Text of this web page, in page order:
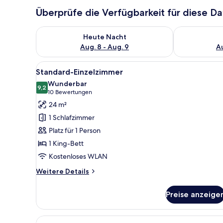
Überprüfe die Verfügbarkeit für diese
Heute Nacht
Aug. 8 - Aug. 9
Überprüfe die Verfügbarkeit für heute Nacht, Aug. 8
Überprüfe
Alle
Fotos
für
Standard-
Einzelzimmer
anzeigen
Ein modernes Hotelzimmer
5
Standard-Einzelzimmer
9,29,2 von 10
Wunderbar
10 Bewertungen
(10
Bewertungen)
24 m²
1 Schlafzimmer
Platz für 1 Person
1 King-Bett
Kostenloses WLAN
Weitere Details
Weitere
Einzelzimmer
Preise
Alle
Ein modernes Hotelzimmer